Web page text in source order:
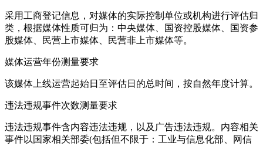
采用工商登记信息，对媒体的实际控制单位或机构进行评估归
类，根据媒体性质可归为：中央媒体、国资控股媒体、国资参
股媒体、民营上市媒体、民营非上市媒体等。
媒体运营年份测量要求
该媒体上线运营起始日至评估日的总时间，按自然年度计算。
违法违规事件次数测量要求
违法违规事件含内容违法违规，以及广告违法违规。内容相关
事件以国家相关部委(包括但不限于：工业与信息化部、网信